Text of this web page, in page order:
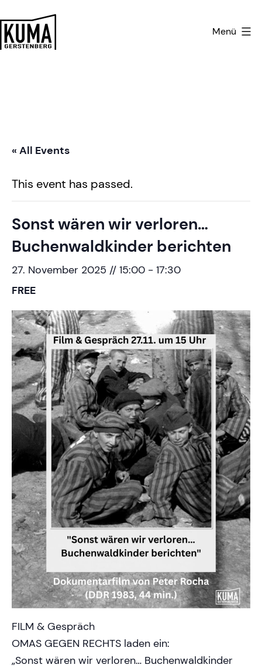
Inhalt
springen
Menü
« All Events
This event has passed.
Sonst wären wir verloren…
Buchenwaldkinder berichten
27. November 2025 // 15:00 - 17:30
FREE
FILM & Gespräch
OMAS GEGEN RECHTS laden ein:
„Sonst wären wir verloren… Buchenwaldkinder